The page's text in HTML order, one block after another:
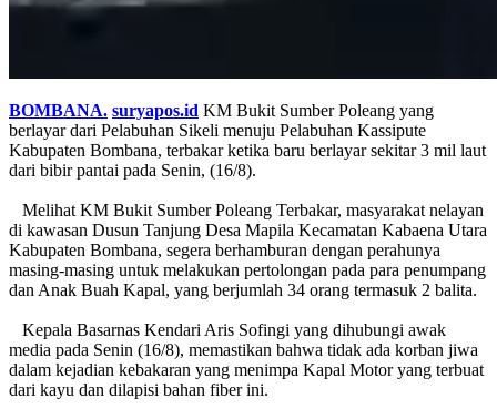
BOMBANA. suryapos.id KM Bukit Sumber Poleang yang
berlayar dari Pelabuhan Sikeli menuju Pelabuhan Kassipute
Kabupaten Bombana, terbakar ketika baru berlayar sekitar 3 mil laut
dari bibir pantai pada Senin, (16/8).
Melihat KM Bukit Sumber Poleang Terbakar, masyarakat nelayan
di kawasan Dusun Tanjung Desa Mapila Kecamatan Kabaena Utara
Kabupaten Bombana, segera berhamburan dengan perahunya
masing-masing untuk melakukan pertolongan pada para penumpang
dan Anak Buah Kapal, yang berjumlah 34 orang termasuk 2 balita.
Kepala Basarnas Kendari Aris Sofingi yang dihubungi awak
media pada Senin (16/8), memastikan bahwa tidak ada korban jiwa
dalam kejadian kebakaran yang menimpa Kapal Motor yang terbuat
dari kayu dan dilapisi bahan fiber ini.